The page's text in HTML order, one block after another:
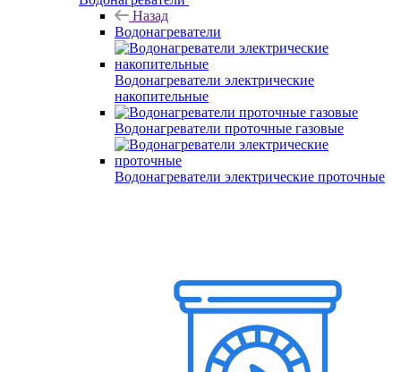
Назад
Водонагреватели
Водонагреватели электрические
накопительные
Водонагреватели проточные газовые
Водонагреватели электрические проточные